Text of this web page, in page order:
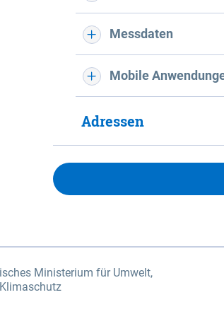
Messdaten
Mobile
Adressen
Ministerium für Umwelt,